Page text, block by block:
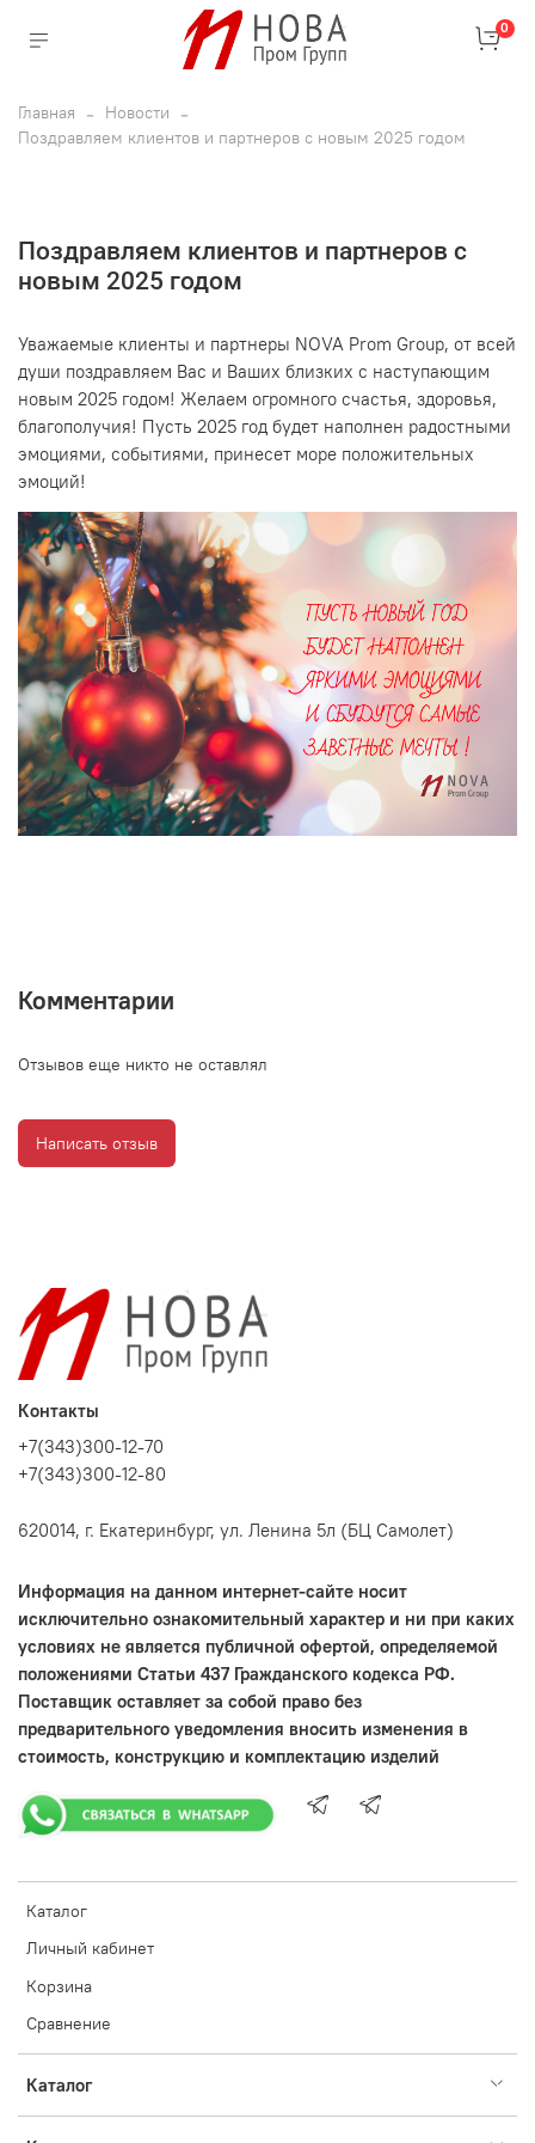
0
Главная
Новости
Поздравляем клиентов и партнеров с новым 2025 годом
Поздравляем клиентов и партнеров с
новым 2025 годом
Уважаемые клиенты и партнеры NOVA Prom Group, от всей
души поздравляем Вас и Ваших близких с наступающим
новым 2025 годом! Желаем огромного счастья, здоровья,
благополучия! Пусть 2025 год будет наполнен радостными
эмоциями, событиями, принесет море положительных
эмоций!
Комментарии
Отзывов еще никто не оставлял
Написать отзыв
Каталог
Личный кабинет
Корзина
Сравнение
Каталог
Контакты
+7(343)300-12-70
+7(343)300-12-80
620014, г. Екатеринбург, ул. Ленина 5л (БЦ Самолет)
Информация на данном интернет-сайте носит
исключительно ознакомительный характер и ни при каких
условиях не является публичной офертой, определяемой
положениями Статьи 437 Гражданского кодекса РФ.
Поставщик оставляет за собой право без
предварительного уведомления вносить изменения в
стоимость, конструкцию и комплектацию изделий